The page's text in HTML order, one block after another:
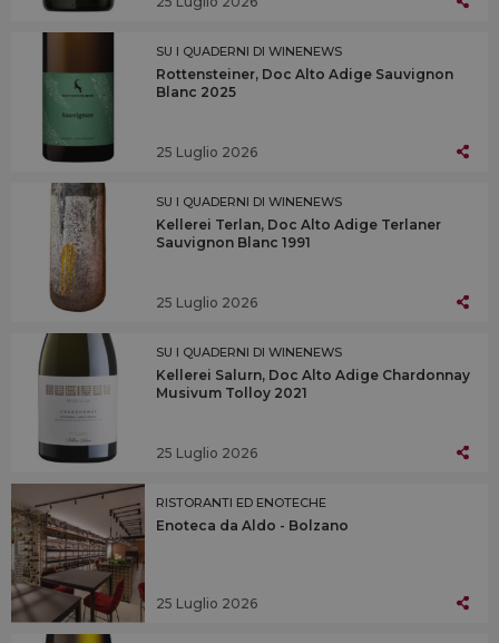
SU I QUADERNI DI WINENEWS
Rottensteiner, Doc Alto Adige Sauvignon
Blanc 2025
25 Luglio 2026
SU I QUADERNI DI WINENEWS
Kellerei Terlan, Doc Alto Adige Terlaner
Sauvignon Blanc 1991
25 Luglio 2026
SU I QUADERNI DI WINENEWS
Kellerei Salurn, Doc Alto Adige Chardonnay
Musivum Tolloy 2021
25 Luglio 2026
RISTORANTI ED ENOTECHE
Enoteca da Aldo - Bolzano
25 Luglio 2026